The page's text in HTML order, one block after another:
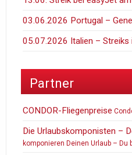
03.06.2026 Portugal –
05.07.2026 Italien – Streiks
Partner
CONDOR-Fliegenpreise
Die Urlaubskomponisten –
komponieren Deinen Urlaub – Du